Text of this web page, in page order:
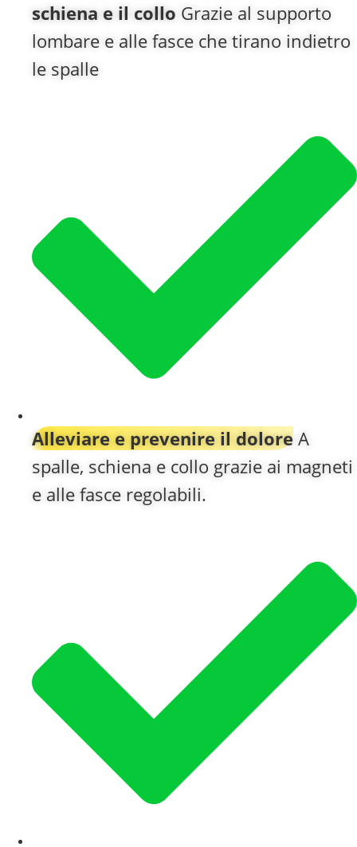
schiena e il collo Grazie al supporto
lombare e alle fasce che tirano indietro
le spalle
Alleviare e prevenire il dolore A
spalle, schiena e collo grazie ai magneti
e alle fasce regolabili.